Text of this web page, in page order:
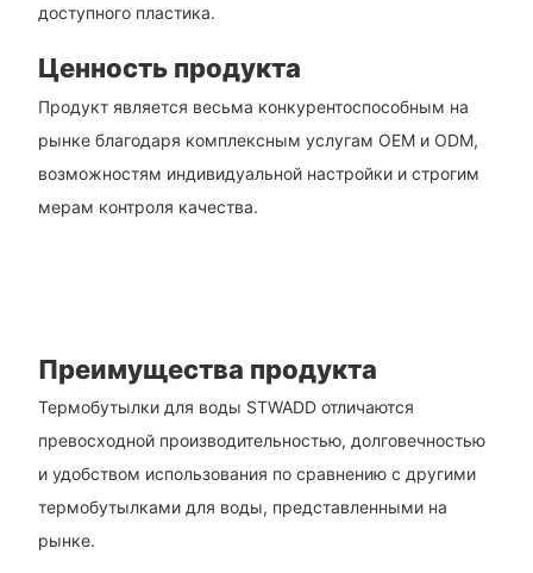
доступного пластика.
Ценность продукта
Продукт является весьма конкурентоспособным на
рынке благодаря комплексным услугам OEM и ODM,
возможностям индивидуальной настройки и строгим
мерам контроля качества.
Преимущества продукта
Термобутылки для воды STWADD отличаются
превосходной производительностью, долговечностью
и удобством использования по сравнению с другими
термобутылками для воды, представленными на
рынке.